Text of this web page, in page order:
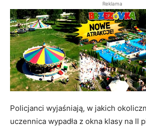
Reklama
Policjanci wyjaśniają, w jakich
uczennica wypadła z okna klasy na II